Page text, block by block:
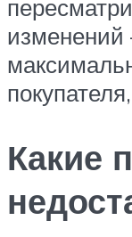
изменений
Какие